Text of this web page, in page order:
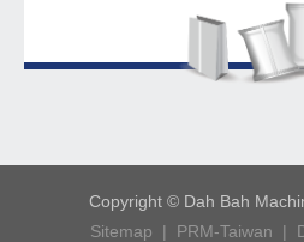
Copyright © Dah Bah
Sitemap | PRM-Taiwan |